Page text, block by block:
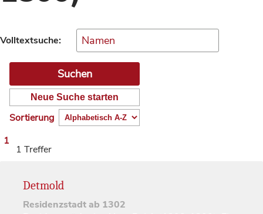
Volltextsuche:
Neue Suche starten
Sortierung
1
1 Treffer
Detmold
Residenzstadtab 1302